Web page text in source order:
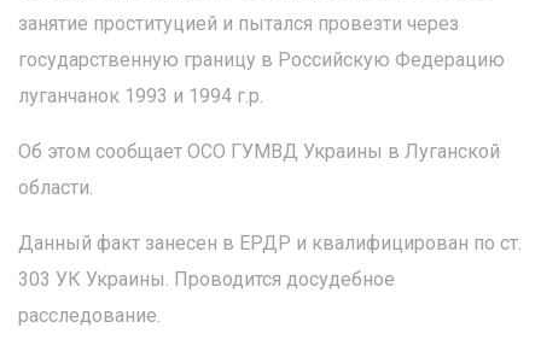
занятие проституцией и пытался провезти через
государственную границу в Российскую Федерацию
луганчанок 1993 и 1994 г.р.
Об этом сообщает ОСО ГУМВД Украины в Луганской
области.
Данный факт занесен в ЕРДР и квалифицирован по ст.
303 УК Украины. Проводится досудебное
расследование.